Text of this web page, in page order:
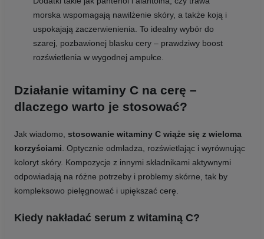
morska wspomagają nawilżenie skóry, a także koją i
uspokajają zaczerwienienia. To idealny wybór do
szarej, pozbawionej blasku cery – prawdziwy boost
rozświetlenia w wygodnej ampułce.
Działanie witaminy C na cerę –
dlaczego warto je stosować?
Jak wiadomo, stosowanie witaminy C wiąże się z wieloma
korzyściami . Optycznie odmładza, rozświetlając i wyrównując
koloryt skóry. Kompozycje z innymi składnikami aktywnymi
odpowiadają na różne potrzeby i problemy skórne, tak by
kompleksowo pielęgnować i upiększać cerę.
Kiedy nakładać serum z witaminą C?